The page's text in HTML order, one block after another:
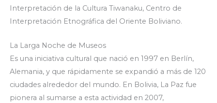
Interpretación de la Cultura Tiwanaku, Centro de
Interpretación Etnográfica del Oriente Boliviano.
La Larga Noche de Museos
Es una iniciativa cultural que nació en 1997 en Berlín,
Alemania, y que rápidamente se expandió a más de 120
ciudades alrededor del mundo. En Bolivia, La Paz fue
pionera al sumarse a esta actividad en 2007,